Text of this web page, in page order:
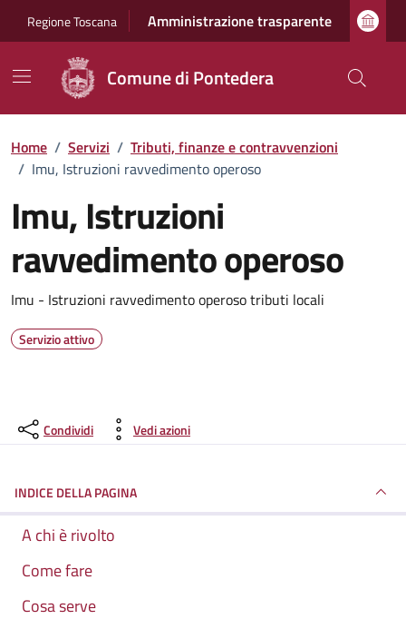
Regione Toscana Amministrazione trasparente
Comune di Pontedera
Home / Servizi / Tributi, finanze e contravvenzioni
/ Imu, Istruzioni ravvedimento operoso
Imu, Istruzioni
ravvedimento operoso
Dettagli del servizio
Imu - Istruzioni ravvedimento operoso tributi locali
Servizio attivo
Condividi Vedi azioni
INDICE DELLA PAGINA
A chi è rivolto
Come fare
Cosa serve